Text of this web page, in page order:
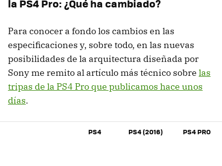
Para conocer a fondo los cambios en las
especificaciones y, sobre todo, en las nuevas
posibilidades de la arquitectura diseñada por
Sony me remito al artículo más técnico sobre las
tripas de la PS4 Pro que publicamos hace unos
días.
PS4 PS4 (2016) PS4 PRO